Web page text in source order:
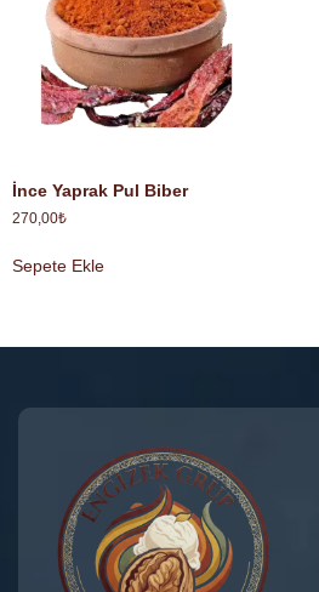
İnce Yaprak Pul Biber
270,00₺
Sepete Ekle